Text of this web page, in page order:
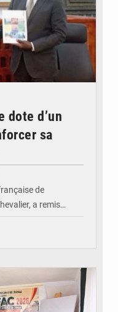
dote d’un
sa
de
a remis…